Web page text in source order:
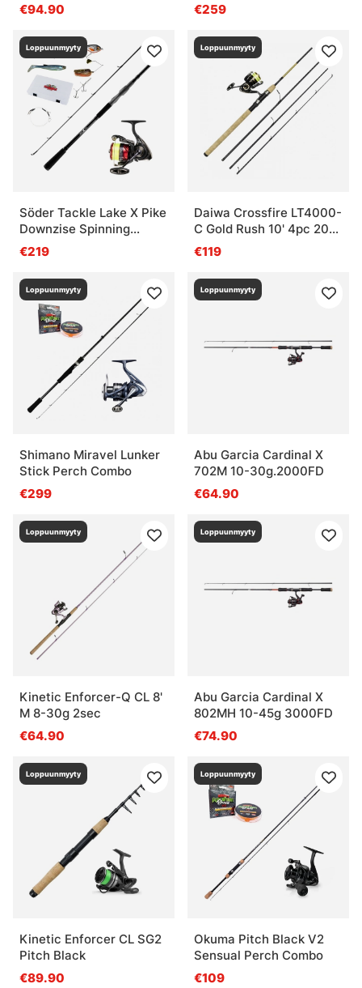
€94.90
€259
Loppuunmyyty
Söder Tackle Lake X Pike
Downzise Spinning
Combo
€219
Loppuunmyyty
Daiwa Crossfire LT4000-
C Gold Rush 10' 4pc 20-
60G/0.25YL
€119
Loppuunmyyty
Shimano Miravel Lunker
Stick Perch Combo
€299
Loppuunmyyty
Abu Garcia Cardinal X
702M 10-30g.2000FD
€64.90
Loppuunmyyty
Kinetic Enforcer-Q CL 8'
M 8-30g 2sec
€64.90
Loppuunmyyty
Abu Garcia Cardinal X
802MH 10-45g 3000FD
€74.90
Loppuunmyyty
Kinetic Enforcer CL SG2
Pitch Black
€89.90
Loppuunmyyty
Okuma Pitch Black V2
Sensual Perch Combo
€109